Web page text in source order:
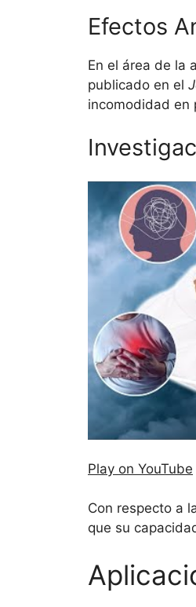
Efectos
En el área de la
publicado en el
incomodidad en
Play on YouTube
Con respecto a
que su